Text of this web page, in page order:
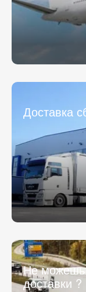
Доставка
Не можешь
доставки